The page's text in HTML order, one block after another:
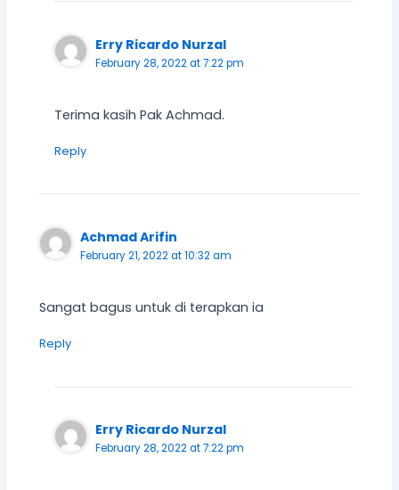
Erry Ricardo Nurzal
February 28, 2022 at 7:22 pm
Terima kasih Pak Achmad.
Reply
Achmad Arifin
February 21, 2022 at 10:32 am
Sangat bagus untuk di terapkan ia
Reply
Erry Ricardo Nurzal
February 28, 2022 at 7:22 pm